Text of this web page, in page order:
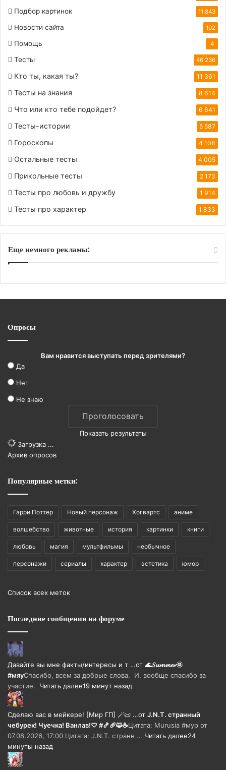
Подбор картинок 11 843
Новости сайта 102
Помощь 4
Тесты 46 236
Кто ты, какая ты? 11 361
Тесты на знания 8 614
Что или кто тебе подойдет? 6 641
Тесты-истории 5 587
Гороскопы 4 108
Остальные тесты 4 005
Прикольные тесты 2 173
Тесты про любовь и дружбу 1 914
Тесты про характер 1 833
Еще немного рекламы:
Опросы
Вам нравится выступать перед зрителями?
Да
Нет
Не знаю
Показать результаты
Загрузка ...
Архив опросов
Популярные метки:
Гарри Поттер Новый персонаж Хогвартс аниме
волшебство животные история картинки книги
любовь магия мультфильмы необычное
персонажи сериалы характер эстетика юмор
Список всех меток
Последние сообщения на форуме
Давайте вы мне факты/интересы и т …от 🌊𝓢𝓾𝓶𝓶𝓮𝓻🌞
#мяуСпасибо, всем за добрые слова. И, вообще спасибо за
участие. Читать далее19 минут назад
Сделаю вас в мейкере! [Мир ГП] 🪄📜 …от J.N.T. странный
чебурек! Чуечка! Ванлав!♡ #🍤🥖😺☕Цитата: Murusia #мур от
07.08.2026, 17:00 Цитата: J.N.T. странн … Читать далее24
минуты назад